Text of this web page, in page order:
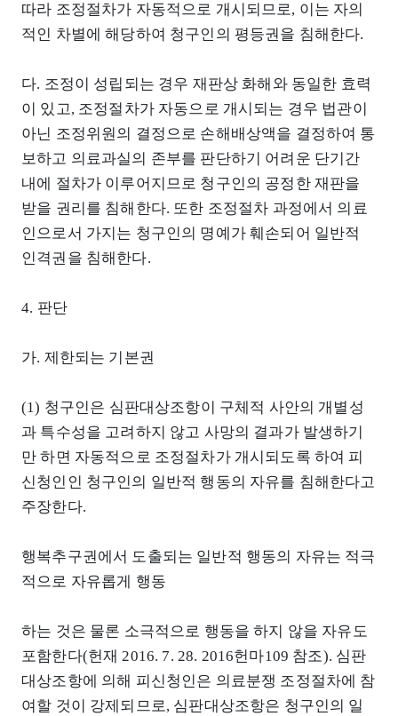
따라 조정절차가 자동적으로 개시되므로, 이는 자의
적인 차별에 해당하여 청구인의 평등권을 침해한다.
다. 조정이 성립되는 경우 재판상 화해와 동일한 효력
이 있고, 조정절차가 자동으로 개시되는 경우 법관이
아닌 조정위원의 결정으로 손해배상액을 결정하여 통
보하고 의료과실의 존부를 판단하기 어려운 단기간
내에 절차가 이루어지므로 청구인의 공정한 재판을
받을 권리를 침해한다. 또한 조정절차 과정에서 의료
인으로서 가지는 청구인의 명예가 훼손되어 일반적
인격권을 침해한다.
4. 판단
가. 제한되는 기본권
(1) 청구인은 심판대상조항이 구체적 사안의 개별성
과 특수성을 고려하지 않고 사망의 결과가 발생하기
만 하면 자동적으로 조정절차가 개시되도록 하여 피
신청인인 청구인의 일반적 행동의 자유를 침해한다고
주장한다.
행복추구권에서 도출되는 일반적 행동의 자유는 적극
적으로 자유롭게 행동
하는 것은 물론 소극적으로 행동을 하지 않을 자유도
포함한다(헌재 2016. 7. 28. 2016헌마109 참조). 심판
대상조항에 의해 피신청인은 의료분쟁 조정절차에 참
여할 것이 강제되므로, 심판대상조항은 청구인의 일